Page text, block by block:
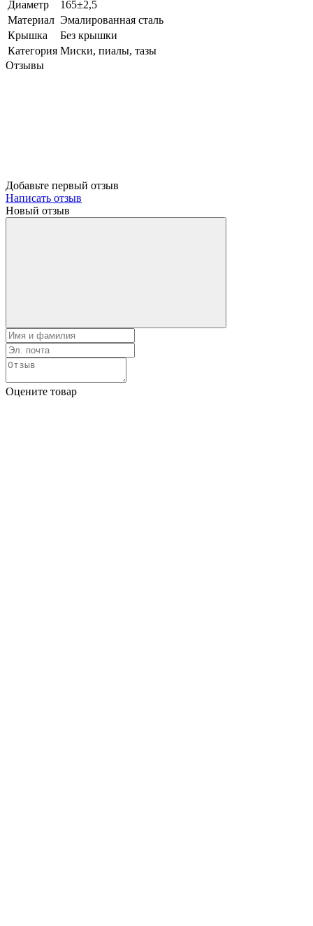
Диаметр
165±2,5
Материал Эмалированная сталь
Крышка
Без крышки
Категория Миски, пиалы, тазы
Отзывы
Добавьте первый отзыв
Написать отзыв
Новый отзыв
Оцените товар